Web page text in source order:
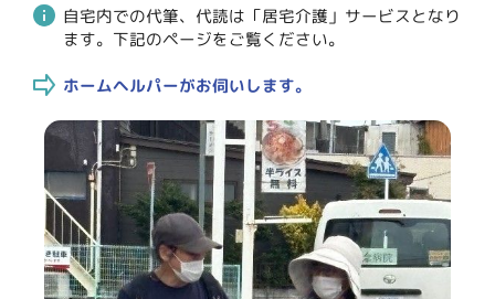
自宅内での代筆、代読は「居宅介護」サービスとなり
ます。下記のページをご覧ください。
ホームヘルパーがお伺いします。